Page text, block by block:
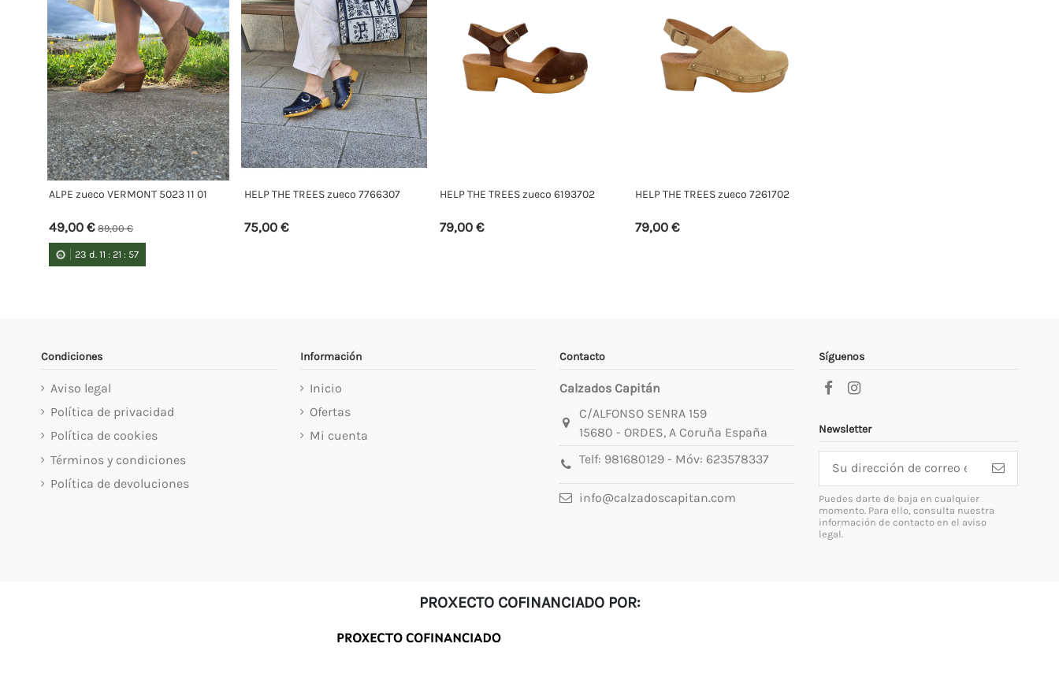
ALPE zueco VERMONT 5023 11 01
49,00 € 89,00 €
23 d. 11 : 21 : 57
HELP THE TREES zueco 7766307
75,00 €
HELP THE TREES zueco 6193702
79,00 €
HELP THE TREES zueco 7261702
79,00 €
Condiciones
Aviso legal
Política de privacidad
Política de cookies
Términos y condiciones
Política de devoluciones
Información
Inicio
Ofertas
Mi cuenta
Contacto
Calzados Capitán
C/ALFONSO SENRA 159
15680 - ORDES, A Coruña España
Telf: 981680129- Móv: 623578337
info@calzadoscapitan.com
Síguenos
Newsletter
Puedes darte de baja en cualquier
momento. Para ello, consulta nuestra
información de contacto en el aviso
legal.
PROXECTO COFINANCIADO POR: